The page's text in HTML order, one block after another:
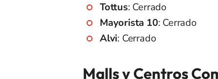
Tottus: Cerrado
Mayorista 10: Cerrado
Alvi: Cerrado
Malls y Centros